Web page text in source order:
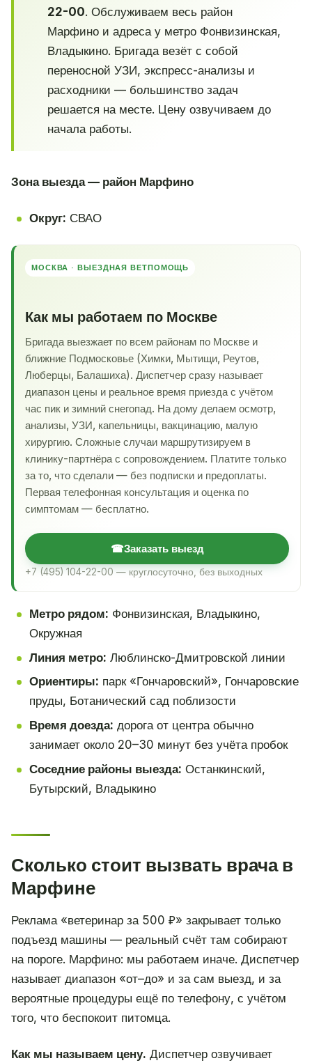
22-00. Обслуживаем весь район
Марфино и адреса у метро Фонвизинская,
Владыкино. Бригада везёт с собой
переносной УЗИ, экспресс-анализы и
расходники — большинство задач
решается на месте. Цену озвучиваем до
начала работы.
Зона выезда — район Марфино
Округ: СВАО
МОСКВА · ВЫЕЗДНАЯ ВЕТПОМОЩЬ
Как мы работаем по Москве
Бригада выезжает по всем районам по Москве и
ближние Подмосковье (Химки, Мытищи, Реутов,
Люберцы, Балашиха). Диспетчер сразу называет
диапазон цены и реальное время приезда с учётом
час пик и зимний снегопад. На дому делаем осмотр,
анализы, УЗИ, капельницы, вакцинацию, малую
хирургию. Сложные случаи маршрутизируем в
клинику-партнёра с сопровождением. Платите только
за то, что сделали — без подписки и предоплаты.
Первая телефонная консультация и оценка по
симптомам — бесплатно.
☎Заказать выезд
+7 (495) 104-22-00 — круглосуточно, без выходных
Метро рядом: Фонвизинская, Владыкино,
Окружная
Линия метро: Люблинско-Дмитровской линии
Ориентиры: парк «Гончаровский», Гончаровские
пруды, Ботанический сад поблизости
Время доезда: дорога от центра обычно
занимает около 20–30 минут без учёта пробок
Соседние районы выезда: Останкинский,
Бутырский, Владыкино
Сколько стоит вызвать врача в
Марфине
Реклама «ветеринар за 500 ₽» закрывает только
подъезд машины — реальный счёт там собирают
на пороге. Марфино: мы работаем иначе. Диспетчер
называет диапазон «от–до» и за сам выезд, и за
вероятные процедуры ещё по телефону, с учётом
того, что беспокоит питомца.
Как мы называем цену. Диспетчер озвучивает